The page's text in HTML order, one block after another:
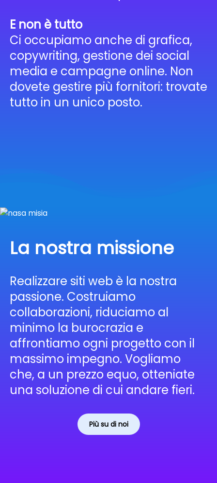
E non è tutto
Ci occupiamo anche di grafica,
copywriting, gestione dei social
media e campagne online. Non
dovete gestire più fornitori: trovate
tutto in un unico posto.
La nostra missione
Realizzare siti web è la nostra
passione. Costruiamo
collaborazioni, riduciamo al
minimo la burocrazia e
affrontiamo ogni progetto con il
massimo impegno. Vogliamo
che, a un prezzo equo, otteniate
una soluzione di cui andare fieri.
Più su di noi